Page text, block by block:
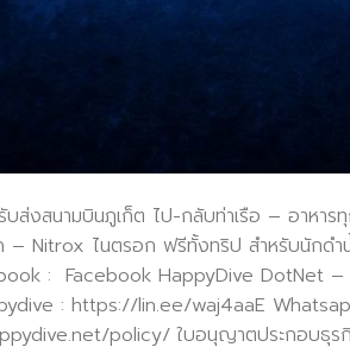
ส่งสนามบินภูเก็ต ไป-กลับท่าเรือ – อาหา
– Nitrox ไนตรอก ฟรีทั้งทริป สำหรับนักดำ
: Facebook HappyDive DotNet
: https://lin.ee/waj4aaE
policy/ ใบอนุญาตประกอบธุร